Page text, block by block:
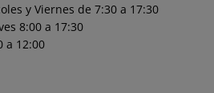
y Viernes de 7:30 a 17:30
8:00 a 17:30
a 12:00